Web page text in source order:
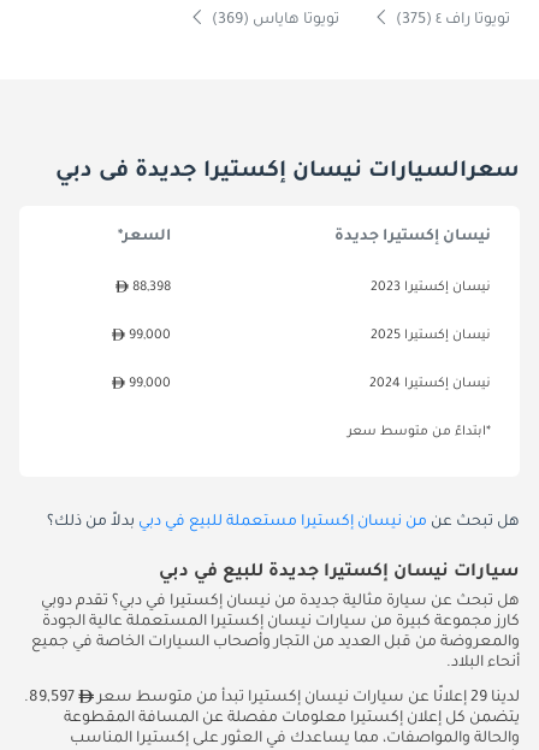
تويوتا راف ٤ (375) تويوتا هاياس (369)
سعرالسيارات نيسان إكستيرا جديدة فى دبي
نيسان إكستيرا جديدة السعر*
نيسان إكستيرا 2023 88,398
نيسان إكستيرا 2025 99,000
نيسان إكستيرا 2024 99,000
*ابتداءً من متوسط سعر
هل تبحث عن من نيسان إكستيرا مستعملة للبيع في دبي بدلاً من ذلك؟
سيارات نيسان إكستيرا جديدة للبيع في دبي
هل تبحث عن سيارة مثالية جديدة من نيسان إكستيرا في دبي؟ تقدم دوبي
كارز مجموعة كبيرة من سيارات نيسان إكستيرا المستعملة عالية الجودة
والمعروضة من قبل العديد من التجار وأصحاب السيارات الخاصة في جميع
أنحاء البلاد.
لدينا 29 إعلانًا عن سيارات نيسان إكستيرا تبدأ من متوسط سعر
89,597.
يتضمن كل إعلان إكستيرا معلومات مفصلة عن المسافة المقطوعة
والحالة والمواصفات، مما يساعدك في العثور على إكستيرا المناسب